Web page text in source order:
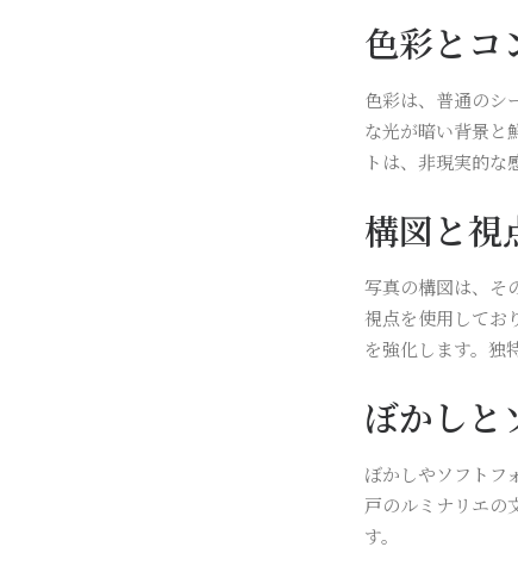
色彩とコ
色彩は、普通のシ
な光が暗い背景と
トは、非現実的な
構図と視
写真の構図は、そ
視点を使用してお
を強化します。独
ぼかしと
ぼかしやソフトフ
戸のルミナリエの
す。